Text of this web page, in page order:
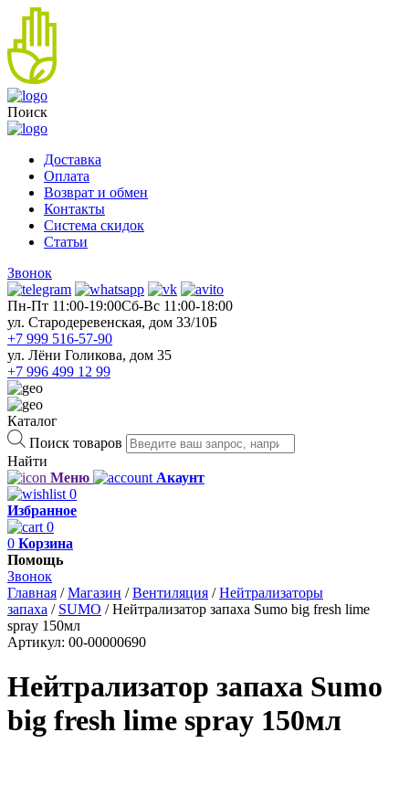
Поиск
Доставка
Оплата
Возврат и обмен
Контакты
Система скидок
Статьи
Звонок
Пн-Пт 11:00-19:00Cб-Вс 11:00-18:00
ул. Стародеревенская, дом 33/10Б
+7 999 516-57-90
ул. Лёни Голикова, дом 35
+7 996 499 12 99
Каталог
Поиск товаров
Найти
Меню
Акаунт
0
Избранное
0
0 Корзина
Помощь
Звонок
Главная /Магазин /Вентиляция /Нейтрализаторы
запаха / SUMO /Нейтрализатор запаха Sumo big fresh lime
spray 150мл
Артикул: 00-00000690
Нейтрализатор запаха Sumo
big fresh lime spray 150мл